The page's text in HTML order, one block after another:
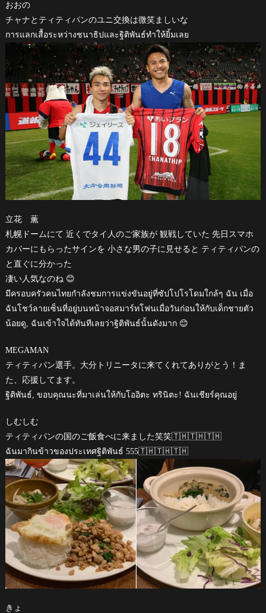
おおの
チャナとティティパンのユニ交換は微笑ましいな
การแลกเสื้อระหว่างชนาธิปและฐิติพันธ์ทำให้ยิ้มเลย
立花 薫
札幌ドームにて 近くでタイ人のご家族が 観戦していた 先日スマホ
カバーにもらったサインを 小さな男の子に見せると ティティパンの
と直ぐに分かった
凄い人気なのね 😊
มีครอบครัวคนไทยกำลังชมการแข่งขันอยู่ที่ซัปโปโรโดมใกล้ๆ ฉัน เมื่อ
ฉันโชว์ลายเซ็นที่อยู่บนหน้าจอสมาร์ทโฟนเมื่อวันก่อนให้กับเด็กชายตัว
น้อยดู, ฉันเข้าใจได้ทันทีเลยว่าฐิติพันธ์นั้นดังมาก 😊
MEGAMAN
ティティパン選手。大分トリニータに来てくれてありがとう！ま
た、応援してます。
ฐิติพันธ์, ขอบคุณนะที่มาเล่นให้กับโออิตะ ทรินิตะ! ฉันเชียร์คุณอยู่
しむしむ
ティティパンの国のご飯食べに来ました笑笑🇹🇭🇹🇭🇹🇭
ฉันมากินข้าวของประเทศฐิติพันธ์ 555🇹🇭🇹🇭🇹🇭
きょ